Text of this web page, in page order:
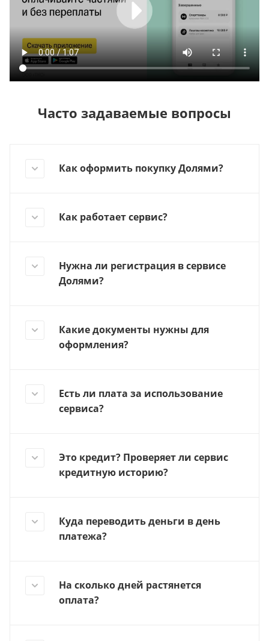
Часто задаваемые вопросы
Как оформить покупку Долями?
Как работает сервис?
Нужна ли регистрация в сервисе
Долями?
Какие документы нужны для
оформления?
Есть ли плата за использование
сервиса?
Это кредит? Проверяет ли сервис
кредитную историю?
Куда переводить деньги в день
платежа?
На сколько дней растянется
оплата?